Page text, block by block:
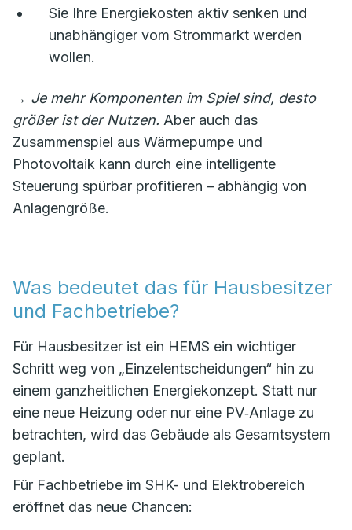
Sie Ihre Energiekosten aktiv senken und
unabhängiger vom Strommarkt werden
wollen.
→ Je mehr Komponenten im Spiel sind, desto
größer ist der Nutzen. Aber auch das
Zusammenspiel aus Wärmepumpe und
Photovoltaik kann durch eine intelligente
Steuerung spürbar profitieren – abhängig von
Anlagengröße.
Was bedeutet das für Hausbesitzer
und Fachbetriebe?
Für Hausbesitzer ist ein HEMS ein wichtiger
Schritt weg von „Einzelentscheidungen“ hin zu
einem ganzheitlichen Energiekonzept. Statt nur
eine neue Heizung oder nur eine PV‑Anlage zu
betrachten, wird das Gebäude als Gesamtsystem
geplant.
Für Fachbetriebe im SHK- und Elektrobereich
eröffnet das neue Chancen: